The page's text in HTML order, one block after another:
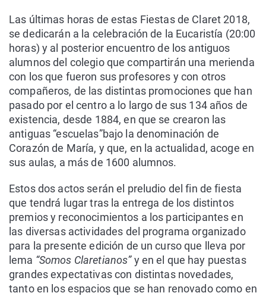
Las últimas horas de estas Fiestas de Claret 2018,
se dedicarán a la celebración de la Eucaristía (20:00
horas) y al posterior encuentro de los antiguos
alumnos del colegio que compartirán una merienda
con los que fueron sus profesores y con otros
compañeros, de las distintas promociones que han
pasado por el centro a lo largo de sus 134 años de
existencia, desde 1884, en que se crearon las
antiguas “escuelas”bajo la denominación de
Corazón de María, y que, en la actualidad, acoge en
sus aulas, a más de 1600 alumnos.
Estos dos actos serán el preludio del fin de fiesta
que tendrá lugar tras la entrega de los distintos
premios y reconocimientos a los participantes en
las diversas actividades del programa organizado
para la presente edición de un curso que lleva por
lema “Somos Claretianos”y en el que hay puestas
grandes expectativas con distintas novedades,
tanto en los espacios que se han renovado como en